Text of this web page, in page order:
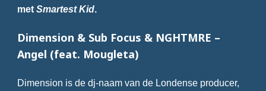
met Smartest Kid.
Dimension & Sub Focus & NGHTMRE –
Angel (feat. Mougleta)
Dimension is de dj-naam van de Londense producer,